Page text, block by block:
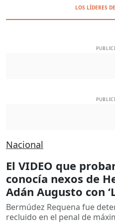
LOS LÍDERES
Nacional
El VIDEO que
conocía nexos de
Adán Augusto con
Bermúdez Requena fue
recluido en el penal de